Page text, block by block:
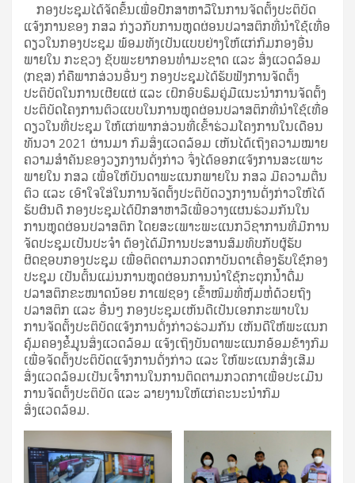
ກອງປະຊຸມໄດ້ຈັດຂຶ້ນເພື່ອປຶກສາຫາລືໃນການຈັດຕັ້ງປະຕິບັດ
ແຈ້ງການຂອງ ກສລ ກ່ຽວກັບການຫຼຸດຜ່ອນປລາສຕິກທີ່ນໍາໃຊ້ເທື່ອ
ດຽວໃນກອງປະຊຸມ ພ້ອມທັງເປັນແບບຢ່າງໃຫ້ແກ່ກົມກອງອື່ນ
ພາຍໃນ ກະຊວງ ຊັບພະຍາກອນທໍາມະຊາດ ແລະ ສິ່ງແວດລ້ອມ
(ກຊສ) ກໍຄືພາກສ່ວນອື່ນໆ ກອງປະຊຸມໄດ້ຮັບຟັງການຈັດຕັ້ງ
ປະຕິບັດໃນການເຜີຍແຜ່ ແລະ ເຝິກອົບຮົມຄູ່ມືແນະນໍາການຈັດຕັ້ງ
ປະຕິບັດໂຄງການຕົວແບບໃນການຫຼຸດຜ່ອນປລາສຕິກທີ່ນໍາໃຊ້ເທື່ອ
ດຽວໃນທີ່ປະຊຸມ ໃຫ້ແກ່ພາກສ່ວນທີ່ເຂົ້າຮ່ວມໂຄງການໃນເດືອນ
ທັນວາ 2021 ຜ່ານມາ ກົມສິ່ງແວດລ້ອມ ເຫັນໄດ້ເຖິງຄວາມໝາຍ
ຄວາມສໍາຄັນຂອງວຽກງານດັ່ງກ່າວ ຈຶ່ງໄດ້ອອກແຈ້ງການສະເພາະ
ພາຍໃນ ກສລ ເພື່ອໃຫ້ບັນດາພະແນກພາຍໃນ ກສລ ມີຄວາມຕື່ນ
ຕົວ ແລະ ເອົາໃຈໃສ່ໃນການຈັດຕັ້ງປະຕິບັດວຽກງານດັ່ງກ່າວໃຫ້ໄດ້
ຮັບຜົນດີ ກອງປະຊຸມໄດ້ປຶກສາຫາລືເພື່ອວາງແຜນຮ່ວມກັນໃນ
ການຫຼຸດຜ່ອນປລາສຕິກ ໂດຍສະເພາະພະແນກວິຊາການທີ່ມີການ
ຈັດປະຊຸມເປັນປະຈໍາ ຕ້ອງໄດ້ມີການປະສານສົມທົບກັບຜູ້ຮັບ
ຜິດຊອບກອງປະຊຸມ ເພື່ອຕິດຕາມກວດກາບັນດາເຄື່ອງຮັບໃຊ້ກອງ
ປະຊຸມ ເປັນຕົ້ນແມ່ນການຫຼຸດຜ່ອນການນໍາໃຊ້ກະຕຸກນໍ້າດື່ມ
ປລາສຕິກຂະໜາດນ້ອຍ ກາເຟຊອງ ເຂົ້າໜົມທີ່ຫຸ້ມຫໍ່ດ້ວຍຖົງ
ປລາສຕິກ ແລະ ອື່ນໆ ກອງປະຊຸມເຫັນດີເປັນເອກກະພາບໃນ
ການຈັດຕັ້ງປະຕິບັດແຈ້ງການດັ່ງກ່າວຮ່ວມກັນ ເຫັນດີໃຫ້ພະແນກ
ຄຸ້ມຄອງຂໍ້ມູນສິ່ງແວດລ້ອມ ແຈ້ງເຖິງບັນດາພະແນກອ້ອມຂ້າງກົມ
ເພື່ອຈັດຕັ້ງປະຕິບັດແຈ້ງການດັ່ງກ່າວ ແລະ ໃຫ້ພະແນກສົ່ງເສີມ
ສິ່ງແວດລ້ອມເປັນເຈົ້າການໃນການຕິດຕາມກວດກາເພື່ອປະເມີນ
ການຈັດຕັ້ງປະຕິບັດ ແລະ ລາຍງານໃຫ້ແກ່ຄະນະນໍາກົມ
ສິ່ງແວດລ້ອມ.